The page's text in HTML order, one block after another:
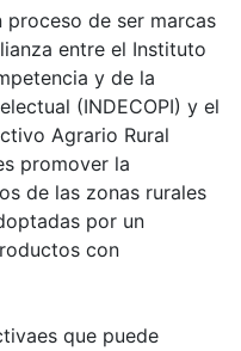
de ser marcas
entre el Instituto
y de la
(INDECOPI) y el
Agrario Rural
promover la
de las zonas rurales
por un
con
que puede